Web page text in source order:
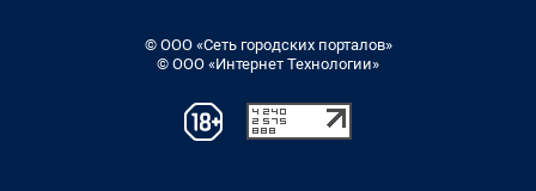
© ООО «Сеть городских порталов»
© ООО «Интернет Технологии»